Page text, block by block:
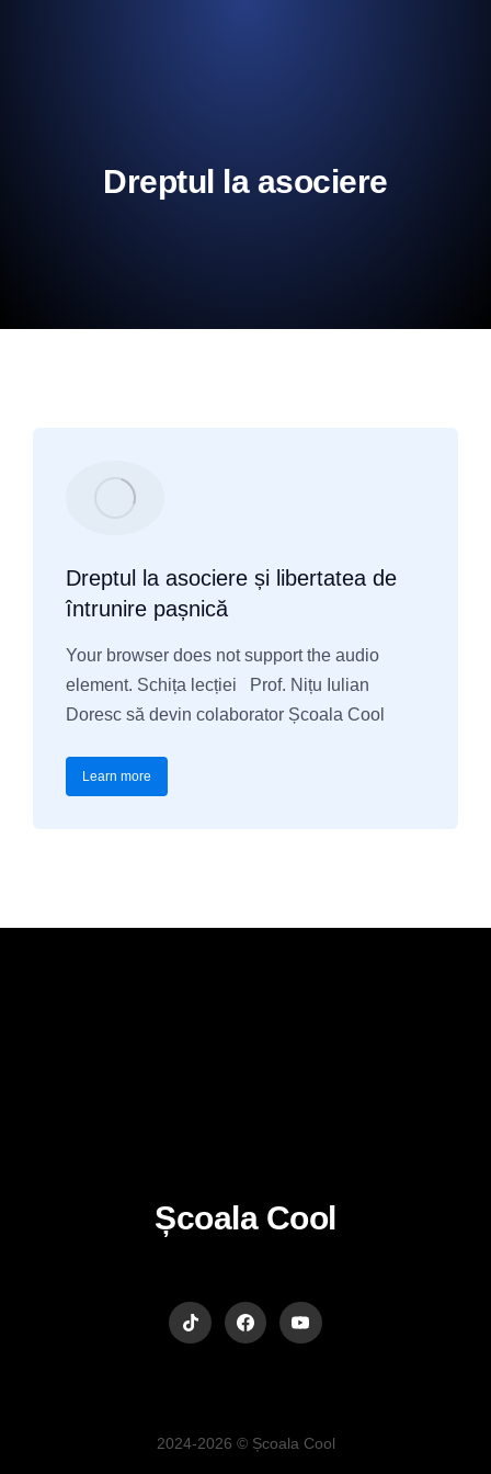
Dreptul la asociere
Dreptul la asociere și libertatea de
întrunire pașnică
Your browser does not support the audio
element. Schița lecției Prof. Nițu Iulian
Doresc să devin colaborator Școala Cool
Learn more
Școala Cool
2024-2026 © Școala Cool